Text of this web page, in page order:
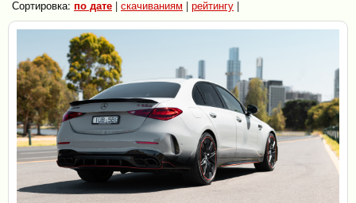
Сортировка: по дате | скачиваниям | рейтингу |